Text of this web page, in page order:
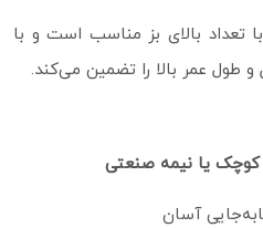
تعداد بالای بز مناسب است و با
و طول عمر بالا را تضمین می‌کند.
کوچک یا نیمه‌ صنعتی
آسان